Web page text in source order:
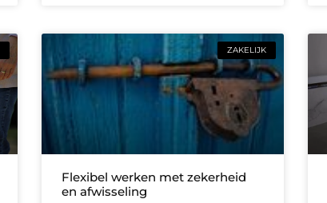
ZAKELIJK
Flexibel werken met zekerheid
en afwisseling